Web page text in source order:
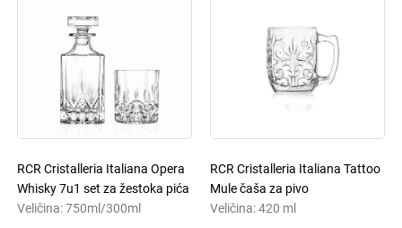
RCR Cristalleria Italiana Opera
Whisky 7u1 set za žestoka pića
Veličina: 750ml/300ml
RCR Cristalleria Italiana Tattoo
Mule čaša za pivo
Veličina: 420 ml